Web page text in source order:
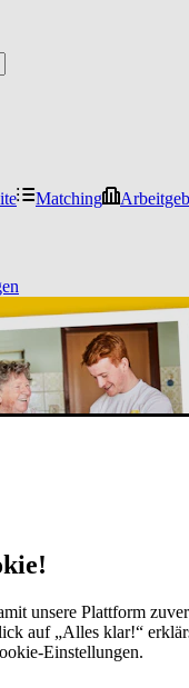
unsere Plattform
auf „Alles klar!“
Einstellungen.
Matching